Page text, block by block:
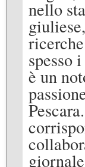
nello
spesso
è un